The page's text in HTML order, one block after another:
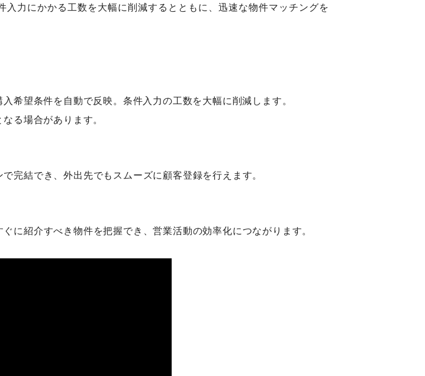
力にかかる工数を大幅に削減するとともに、迅速な物件マッチングを
希望条件を自動で反映。条件入力の工数を大幅に削減します。
る場合があります。
完結でき、外出先でもスムーズに顧客登録を行えます。
に紹介すべき物件を把握でき、営業活動の効率化につながります。